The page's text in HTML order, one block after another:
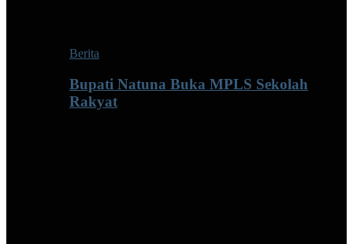
Berita
Bupati Natuna Buka MPLS Sekolah
Rakyat